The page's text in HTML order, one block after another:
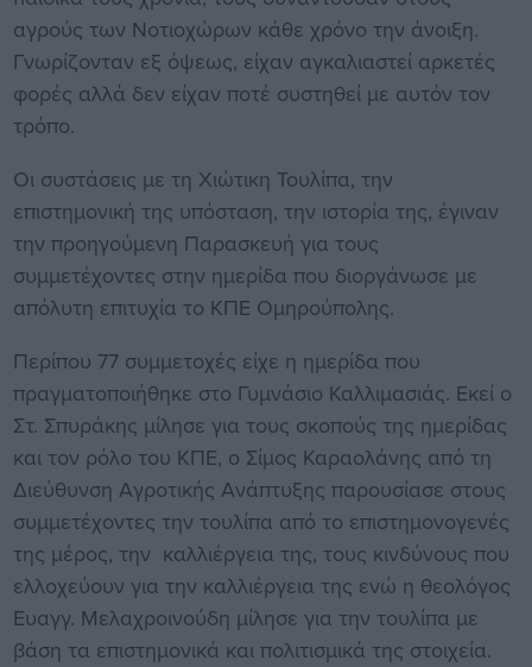
αγρούς των Νοτιοχώρων κάθε χρόνο την άνοιξη.
Γνωρίζονταν εξ όψεως, είχαν αγκαλιαστεί αρκετές
φορές αλλά δεν είχαν ποτέ συστηθεί με αυτόν τον
τρόπο.
Οι συστάσεις με τη Χιώτικη Τουλίπα, την
επιστημονική της υπόσταση, την ιστορία της, έγιναν
την προηγούμενη Παρασκευή για τους
συμμετέχοντες στην ημερίδα που διοργάνωσε με
απόλυτη επιτυχία το ΚΠΕ Ομηρούπολης.
Περίπου 77 συμμετοχές είχε η ημερίδα που
πραγματοποιήθηκε στο Γυμνάσιο Καλλιμασιάς. Εκεί ο
Στ. Σπυράκης μίλησε για τους σκοπούς της ημερίδας
και τον ρόλο του ΚΠΕ, ο Σίμος Καραολάνης από τη
Διεύθυνση Αγροτικής Ανάπτυξης παρουσίασε στους
συμμετέχοντες την τουλίπα από το επιστημονογενές
της μέρος, την καλλιέργεια της, τους κινδύνους που
ελλοχεύουν για την καλλιέργεια της ενώ η θεολόγος
Ευαγγ. Μελαχροινούδη μίλησε για την τουλίπα με
βάση τα επιστημονικά και πολιτισμικά της στοιχεία.